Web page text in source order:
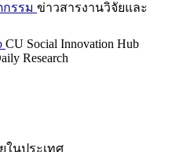
รรม ข่าวสารงานวิจัยและ
CU Social Innovation Hub
Research
ในประเทศ